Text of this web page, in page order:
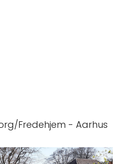
Fredehjem - Aarhus